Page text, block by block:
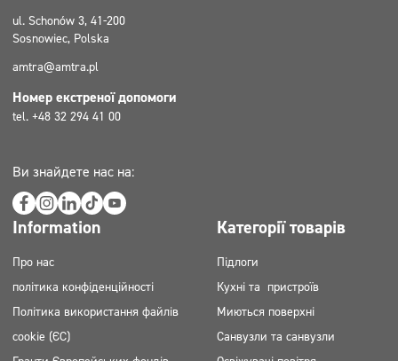
ul. Schonów 3, 41-200
Sosnowiec, Polska
amtra@amtra.pl
Номер екстреної допомоги
tel. +48 32 294 41 00
Ви знайдете нас на:
Information
Про нас
політика конфіденційності
Політика використання файлів
cookie (ЄС)
Категорії товарів
Підлоги
Кухні та пристроїв
Миються поверхні
Санвузли та санвузли